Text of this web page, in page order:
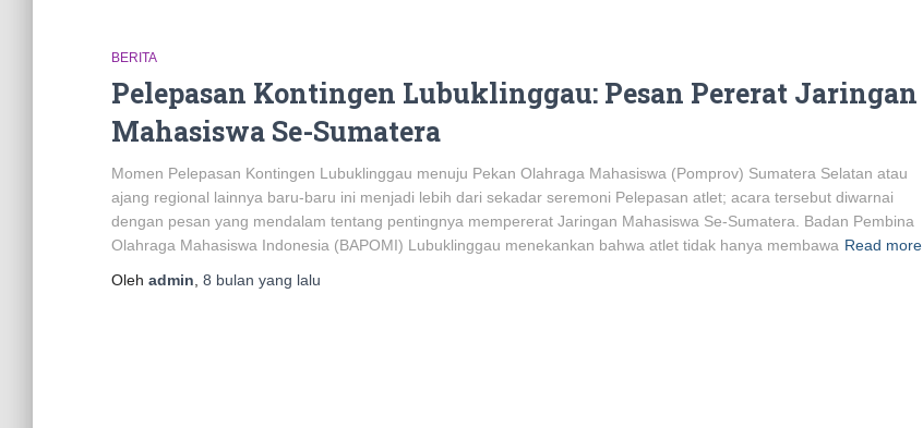
BERITA
Pelepasan Kontingen Lubuklinggau: Pesan Pererat Jaringan
Mahasiswa Se-Sumatera
Momen Pelepasan Kontingen Lubuklinggau menuju Pekan Olahraga Mahasiswa (Pomprov) Sumatera Selatan atau
ajang regional lainnya baru-baru ini menjadi lebih dari sekadar seremoni Pelepasan atlet; acara tersebut diwarnai
dengan pesan yang mendalam tentang pentingnya mempererat Jaringan Mahasiswa Se-Sumatera. Badan Pembina
Olahraga Mahasiswa Indonesia (BAPOMI) Lubuklinggau menekankan bahwa atlet tidak hanya membawa Read more
Oleh admin 8 bulan yang lalu